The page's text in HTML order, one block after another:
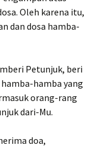
Oleh karena itu,
dan dosa hamba-
Petunjuk, beri
hamba yang
orang-rang
dari-Mu.
doa,